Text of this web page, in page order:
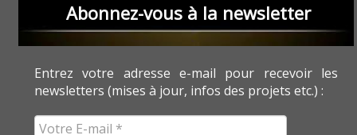
Abonnez-vous à la newsletter
Entrez votre adresse e-mail pour recevoir les
newsletters (mises à jour, infos des projets etc.) :